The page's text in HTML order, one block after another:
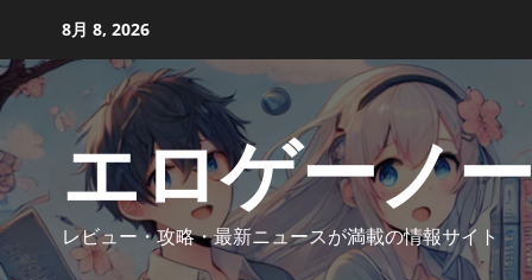
content
8月 8, 2026
エロゲーノ
レビュー・攻略・最新ニュースが満載の情報サイト